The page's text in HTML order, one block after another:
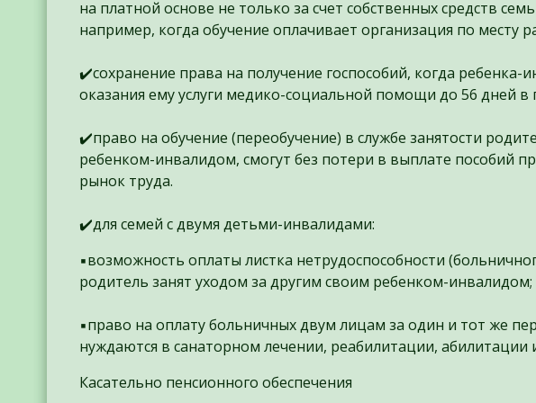
на платной основе не только за счет собственных средств
например, когда обучение оплачивает организация по месту
✔️сохранение права на получение госпособий, когда
оказания ему услуги медико-социальной помощи до 56 дней в
✔️право на обучение (переобучение) в службе занятости
ребенком-инвалидом, смогут без потери в выплате пособий
рынок труда.
✔️для семей с двумя детьми-инвалидами:
▪️возможность оплаты листка нетрудоспособности
родитель занят уходом за другим своим ребенком-инвалидом;
▪️право на оплату больничных двум лицам за один и тот же
нуждаются в санаторном лечении, реабилитации,
Касательно пенсионного обеспечения